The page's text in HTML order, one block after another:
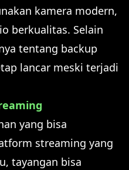
kamera modern,
berkualitas. Selain
tentang backup
lancar meski terjadi
yang bisa
streaming yang
tayangan bisa